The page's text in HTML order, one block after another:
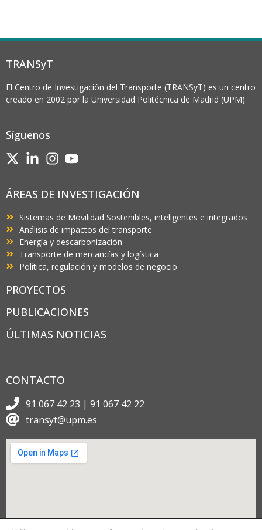
TRANSyT
El Centro de Investigación del Transporte (TRANSyT) es un centro
creado en 2002 por la Universidad Politécnica de Madrid (UPM).
Síguenos
ÁREAS DE INVESTIGACIÓN
Sistemas de Movilidad Sostenibles, inteligentes e integrados
Análisis de impactos del transporte
Energía y descarbonización
Transporte de mercancías y logística
Política, regulación y modelos de negocio
PROYECTOS
PUBLICACIONES
ÚLTIMAS NOTICIAS
CONTACTO
91 067 42 23 | 91 067 42 22
transyt@upm.es